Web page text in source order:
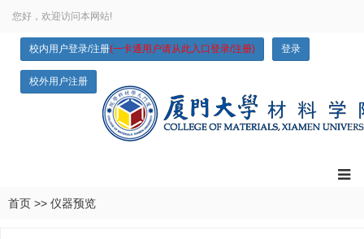
您好，欢迎访问本网站!
校内用户登录/注册(一卡通用户请从此入口登录/注册) 登录
校外用户注册
首页 >> 仪器预览